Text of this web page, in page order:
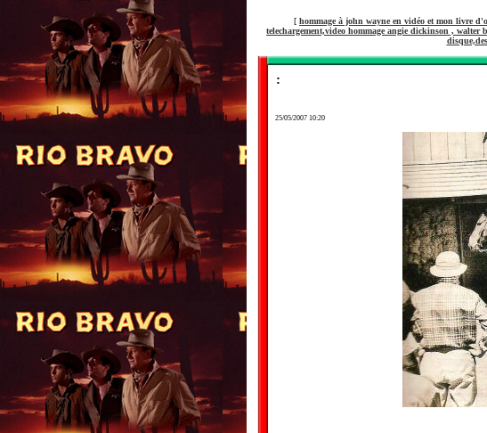
[ hommage à john wayne en vidéo et mon livre
telechargement,video hommage angie dickinson , walter
:
25/05/2007 10:20